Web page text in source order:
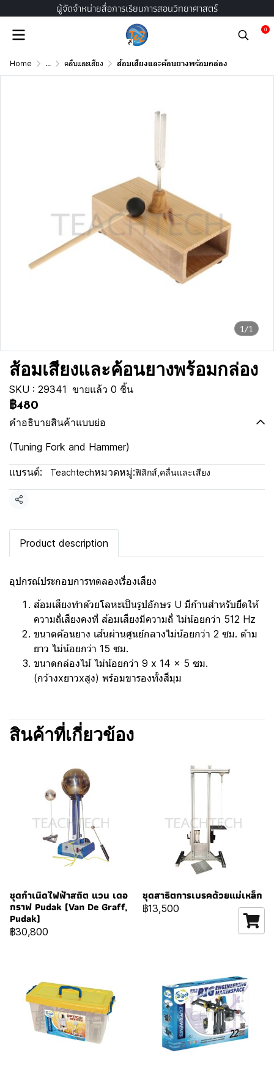
ผู้จัดจำหน่ายสื่อการเรียนการสอนวิทยาศาสตร์
0
Home ... คลื่นและเสียง ส้อมเสียงและค้อนยางพร้อมกล่อง
1/1
ส้อมเสียงและค้อนยางพร้อมกล่อง
SKU : 29341 ขายแล้ว 0 ชิ้น
฿480
คำอธิบายสินค้าแบบย่อ
(Tuning Fork and Hammer)
แบรนด์: Teachtechหมวดหมู่:ฟิสิกส์ คลื่นและเสียง
แชร์
Product description
อุปกรณ์ประกอบการทดลองเรื่องเสียง
ส้อมเสียงทำด้วยโลหะเป็นรูปอักษร U มีก้านสำหรับยึดให้
ความถี่เสียงคงที่ ส้อมเสียงมีความถี่ ไม่น้อยกว่า 512 Hz
ขนาดค้อนยาง เส้นผ่านศูนย์กลางไม่น้อยกว่า 2 ซม. ด้าม
ยาว ไม่น้อยกว่า 15 ซม.
ขนาดกล่องไม้ ไม่น้อยกว่า 9 x 14 x 5 ซม.
(กว้างxยาวxสูง) พร้อมขารองทั้งสี่มุม
สินค้าที่เกี่ยวข้อง
ชุดกำเนิดไฟฟ้าสถิต แวน เดอ
กราฟ Pudak (Van De Graff,
Pudak)
฿30,800
ชุดสาธิตการเบรคด้วยแม่เหล็ก
฿13,500